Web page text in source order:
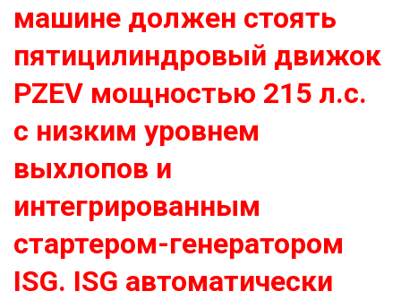
машине должен стоять
пятицилиндровый движок
PZEV мощностью 215 л.с.
с низким уровнем
выхлопов и
интегрированным
стартером-генератором
ISG. ISG автоматически